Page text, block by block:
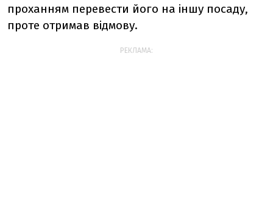
проханням перевести його на іншу посаду,
проте отримав відмову.
РЕКЛАМА: